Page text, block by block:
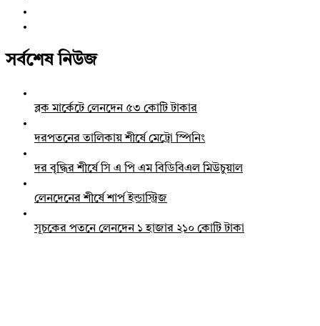
সর্বশেষ নিউজ
ব্লক মার্কেটে লেনদেন ৫৩ কোটি টাকার
দরপতনের তালিকায় শীর্ষে মেট্রো স্পিনিং
দর বৃদ্ধির শীর্ষে সি এ পি এম বিডিবিএল মিউচুয়াল
লেনদেনের শীর্ষে শার্প ইন্ডাস্ট্রিজ
সূচকের পতনে লেনদেন ১ হাজার ২১০ কোটি টাকা